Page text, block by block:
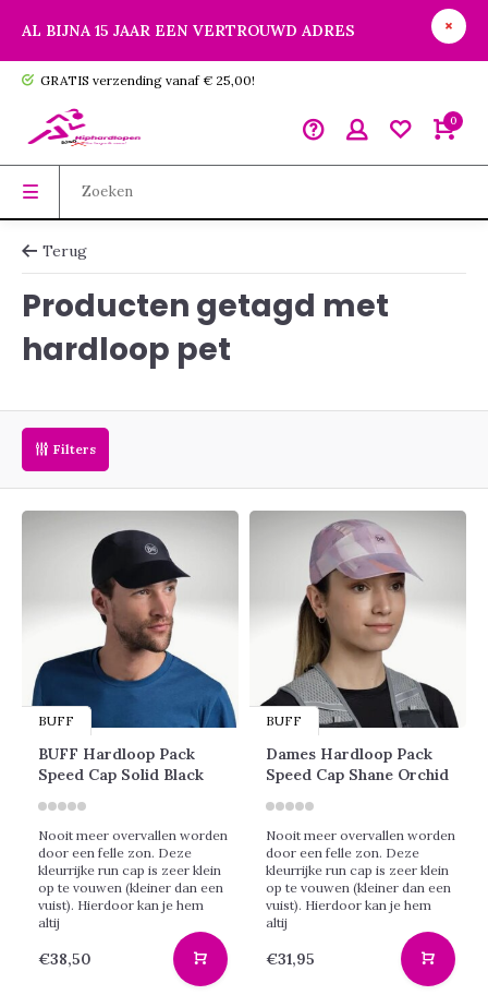
AL BIJNA 15 JAAR EEN VERTROUWD ADRES
GRATIS verzending vanaf € 25,00!
0
Terug
Producten getagd met
hardloop pet
Filters
BUFF
BUFF Hardloop Pack
Speed Cap Solid Black
Nooit meer overvallen worden
door een felle zon. Deze
kleurrijke run cap is zeer klein
op te vouwen (kleiner dan een
vuist). Hierdoor kan je hem
altij
€38,50
BUFF
Dames Hardloop Pack
Speed Cap Shane Orchid
Nooit meer overvallen worden
door een felle zon. Deze
kleurrijke run cap is zeer klein
op te vouwen (kleiner dan een
vuist). Hierdoor kan je hem
altij
€31,95